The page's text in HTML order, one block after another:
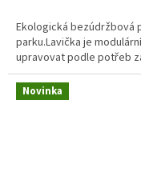
Ekologická bezúdržbová
parku.Lavička je
upravovat podle potřeb
Novinka